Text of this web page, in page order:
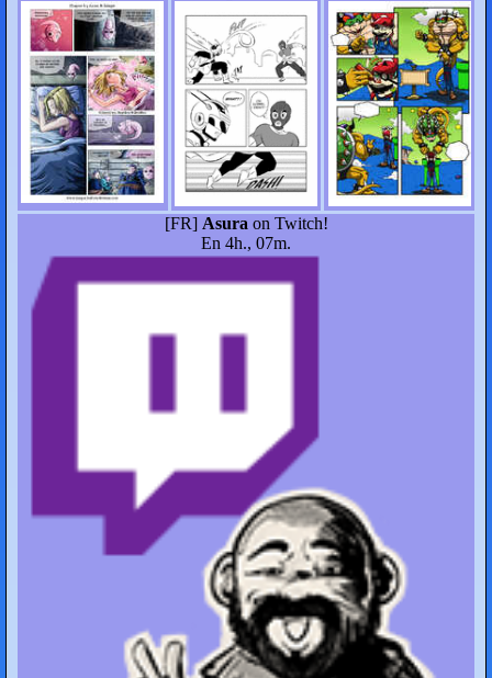
[FR] Asura on Twitch!
En 4h., 07m.